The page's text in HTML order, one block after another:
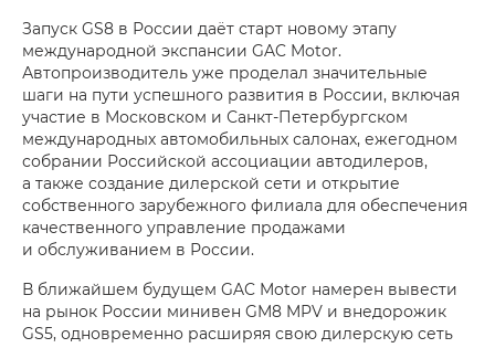
Запуск GS8 в России даёт старт новому этапу
международной экспансии GAC Motor.
Автопроизводитель уже проделал значительные
шаги на пути успешного развития в России, включая
участие в Московском и Санкт-Петербургском
международных автомобильных салонах, ежегодном
собрании Российской ассоциации автодилеров,
а также создание дилерской сети и открытие
собственного зарубежного филиала для обеспечения
качественного управление продажами
и обслуживанием в России.
В ближайшем будущем GAC Motor намерен вывести
на рынок России минивен GM8 MPV и внедорожик
GS5, одновременно расширяя свою дилерскую сеть